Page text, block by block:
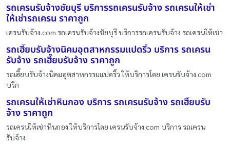
รถเครนรับจ้างชัยบุรี บริการรถเครนรับจ้าง รถเครนให้เช่า
ให้เช่ารถเครน ราคาถูก
เครนรับจ้าง.com รถเครนรับจ้างชัยบุรี บริการรถเครนรับจ้าง รถเครนให้เช่า
รถเฮี๊ยบรับจ้างนิคมอุตสาหกรรมแปดริ้ว บริการ รถเครน
รับจ้าง รถเฮี๊ยบรับจ้าง ราคาถูก
รถเฮี๊ยบรับจ้างนิคมอุตสาหกรรมแปดริ้ว ให้บริการโดย เครนรับจ้าง.com
บริก
รถเครนให้เช่าหินกอง บริการ รถเครนรับจ้าง รถเฮี๊ยบรับ
จ้าง ราคาถูก
รถเครนให้เช่าหินกอง ให้บริการโดย เครนรับจ้าง.com บริการ รถเครน
รับจ้าง